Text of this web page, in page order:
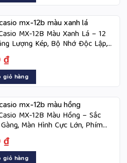
MX-12B Màu Xanh Lá – 12
Lượng Kép, Bộ Nhớ Độc Lập,
₫
giỏ hàng
MX-12B Màu Hồng – Sắc
Màn Hình Cực Lớn, Phím
₫
giỏ hàng